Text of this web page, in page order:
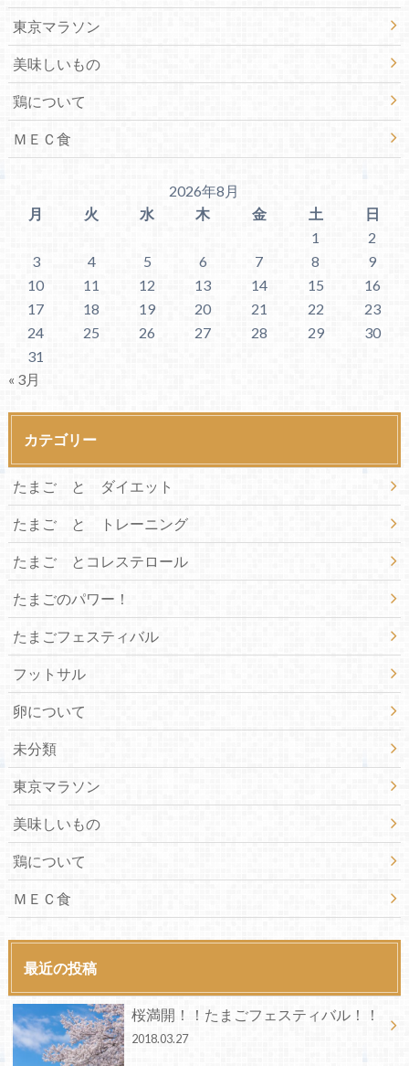
東京マラソン
美味しいもの
鶏について
ＭＥＣ食
2026年8月
月
火 水 木 金 土
日
1
2
3
4 5 6 7 8
9
10
11 12 13 14 15
16
17
18 19 20 21 22
23
24
25 26 27 28 29
30
31
« 3月
カテゴリー
たまご と ダイエット
たまご と トレーニング
たまご とコレステロール
たまごのパワー！
たまごフェスティバル
フットサル
卵について
未分類
東京マラソン
美味しいもの
鶏について
ＭＥＣ食
最近の投稿
桜満開！！たまごフェスティバル！！
2018.03.27